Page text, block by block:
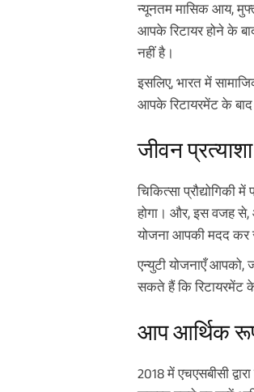
न्यूनतम मासिक आय,
आपके रिटायर होने के
नहीं है।
इसलिए, भारत में
आपके रिटायरमेंट के
जीवन प्रत्याशा
चिकित्सा
होगा। और, इस वजह से,
योजना आपकी मदद कर
एन्युटी योजनाएँ
सकते हैं कि रिटायरमेंट
आप आर्थिक
2018 में एचएसबीसी